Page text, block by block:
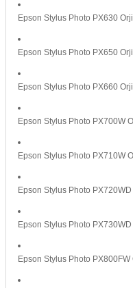
Epson Stylus Photo PX630
Epson Stylus Photo PX650
Epson Stylus Photo PX660
Epson Stylus Photo PX700W
Epson Stylus Photo PX710W
Epson Stylus Photo
Epson Stylus Photo
Epson Stylus Photo